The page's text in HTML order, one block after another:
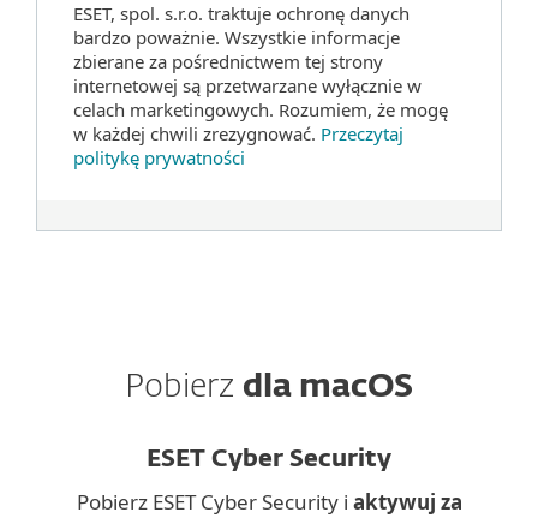
ESET, spol. s.r.o. traktuje ochronę danych
bardzo poważnie. Wszystkie informacje
zbierane za pośrednictwem tej strony
internetowej są przetwarzane wyłącznie w
celach marketingowych. Rozumiem, że mogę
w każdej chwili zrezygnować. Przeczytaj
politykę prywatności
Pobierz dla macOS
ESET Cyber Security
Pobierz ESET Cyber Security i aktywuj za